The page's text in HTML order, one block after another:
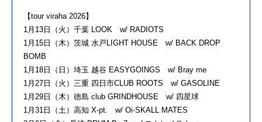
【tour viraha 2026】
1月13日（火）千葉 LOOK w/ RADIOTS
1月15日（木）茨城 水戸LIGHT HOUSE w/ BACK DROP
BOMB
1月18日（日）埼玉 越谷 EASYGOINGS w/ Bray me
1月27日（火）三重 四日市CLUB ROOTS w/ GASOLINE
1月29日（木）徳島 club GRINDHOUSE w/ 四星球
1月31日（土）高知 X-pt. w/ Oi-SKALL MATES